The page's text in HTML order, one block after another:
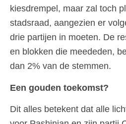
kiesdrempel, maar zal toch
stadsraad, aangezien er
drie partijen in moeten. De
en blokken die meededen,
dan 2% van de stemmen.
Een gouden toekomst?
Dit alles betekent dat alle